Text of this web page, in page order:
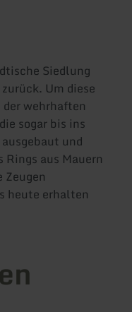
Siedlung
Um diese
wehrhaften
sogar bis ins
und
aus Mauern
heute erhalten